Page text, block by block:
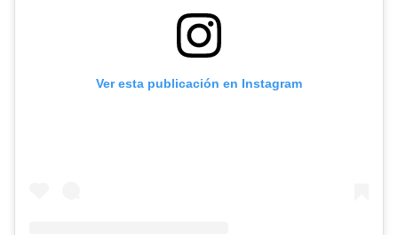
Ver esta publicación en Instagram